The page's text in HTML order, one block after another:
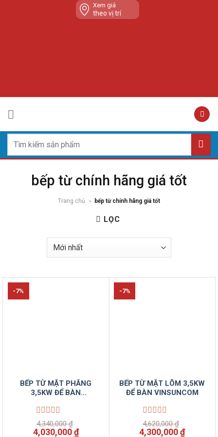
Xem giá
theo vị trí
kiếm:
bếp từ chính hãng giá tốt
Trang chủ » bếp từ chính hãng giá tốt
LỌC
-7%
BẾP TỪ MẶT PHẲNG
3,5KW ĐỂ BÀN
Được
xếp
4,340,000₫
Giá
4,030,000₫Giá
-7%
BẾP TỪ MẶT LÕM 3,5KW
ĐỂ BÀN VINSUNCOM
Được
xếp
4,620,000₫
Giá
4,300,000₫Giá